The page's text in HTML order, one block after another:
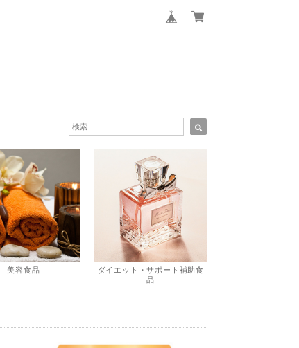
美容食品
ダイエット・サポート補助食
品